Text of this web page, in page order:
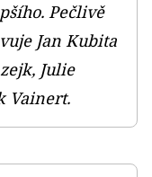
Pečlivě
Jan Kubita
Julie
Vainert.